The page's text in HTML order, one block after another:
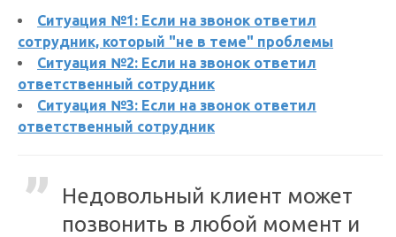
Ситуация №1: Если на звонок ответил
сотрудник, который "не в теме" проблемы
Ситуация №2: Если на звонок ответил
ответственный сотрудник
Ситуация №3: Если на звонок ответил
ответственный сотрудник
Недовольный клиент может
позвонить в любой момент и